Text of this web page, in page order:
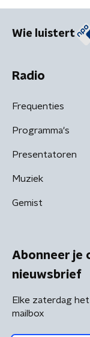
Wie luistert
Radio
Frequenties
Programma's
Presentatoren
Muziek
Gemist
Abonneer je
nieuwsbrief
Elke zaterdag
mailbox